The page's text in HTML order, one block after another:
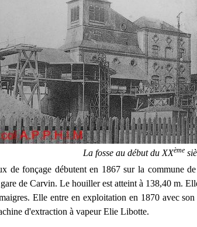
La fosse au début du XXème
de fonçage débutent en 1867 sur la commune
de Carvin. Le houiller est atteint à 138,40 m.
Elle entre en exploitation en 1870 avec
d'extraction à vapeur Elie Libotte.